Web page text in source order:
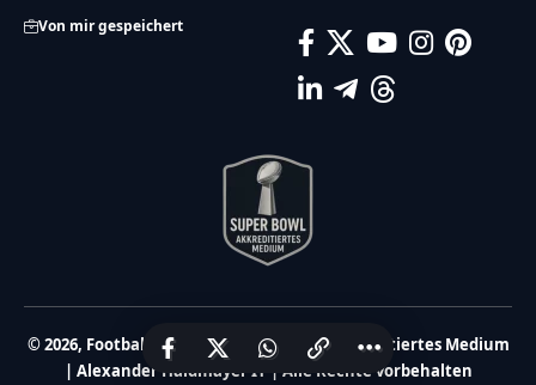
Von mir gespeichert
© 2026, FootballR.at – Dein Super Bowl akkreditiertes Medium
| Alexander Haidmayer IT | Alle Rechte vorbehalten